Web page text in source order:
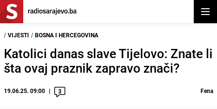
/ VIJESTI / BOSNA I HERCEGOVINA
Katolici danas slave Tijelovo: Znate li
šta ovaj praznik zapravo znači?
19.06.25. 09:00 3 Fena